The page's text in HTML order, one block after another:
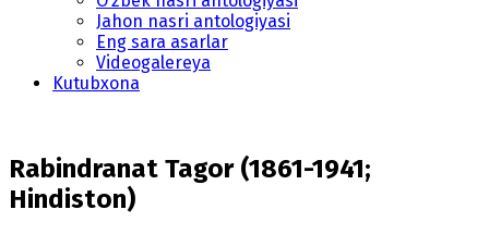
Jahon nasri antologiyasi
Eng sara asarlar
Videogalereya
Kutubxona
Rabindranat Tagor (1861-1941;
Hindiston)